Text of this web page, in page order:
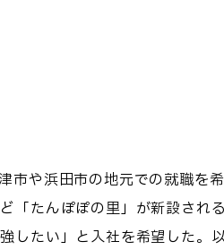
市や浜田市の地元での就職を
「たんぽぽの里」が新設され
したい」と入社を希望した。